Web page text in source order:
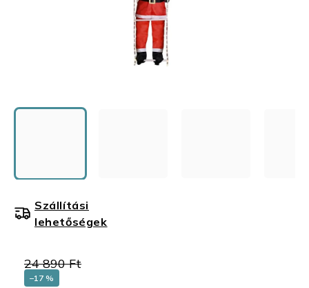
24 890 Ft
–17 %
Szállítási
lehetőségek